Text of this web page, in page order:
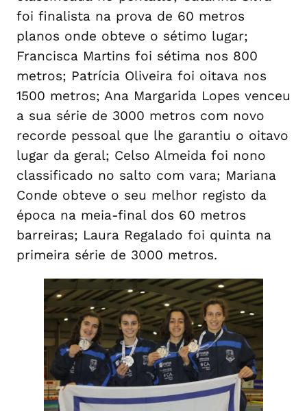
foi finalista na prova de 60 metros
planos onde obteve o sétimo lugar;
Francisca Martins foi sétima nos 800
metros; Patrícia Oliveira foi oitava nos
1500 metros; Ana Margarida Lopes venceu
a sua série de 3000 metros com novo
recorde pessoal que lhe garantiu o oitavo
lugar da geral; Celso Almeida foi nono
classificado no salto com vara; Mariana
Conde obteve o seu melhor registo da
época na meia-final dos 60 metros
barreiras; Laura Regalado foi quinta na
primeira série de 3000 metros.